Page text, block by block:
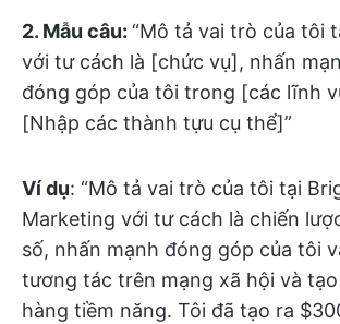
2. Mẫu câu: “Mô tả vai trò của tôi
với tư cách là [chức vụ], nhấn
đóng góp của tôi trong [các lĩnh
[Nhập các thành tựu cụ thể]”
Ví dụ: “Mô tả vai trò của tôi tại
Marketing với tư cách là chiến
số, nhấn mạnh đóng góp của tôi
tương tác trên mạng xã hội và
hàng tiềm năng. Tôi đã tạo ra